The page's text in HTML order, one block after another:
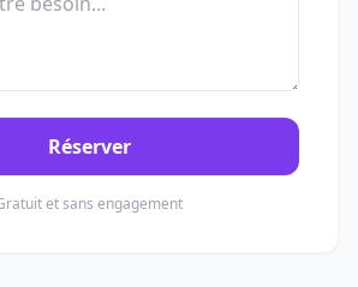
Réserver
et sans engagement